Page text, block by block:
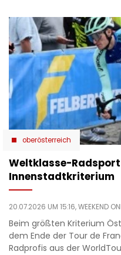
oberösterreich
Weltklasse-Radsport
Innenstadtkriterium
20.07.2026 UM 15:16,WEEKEND
Beim größten Kriterium
dem Ende der Tour de
Radprofis aus der